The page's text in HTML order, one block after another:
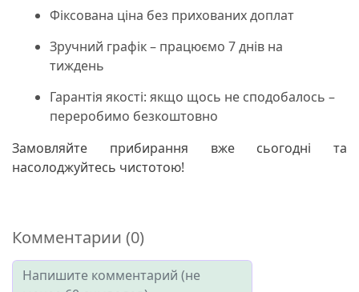
Фіксована ціна без прихованих доплат
Зручний графік – працюємо 7 днів на
тиждень
Гарантія якості: якщо щось не сподобалось –
переробимо безкоштовно
Замовляйте прибирання вже сьогодні та
насолоджуйтесь чистотою!
Комментарии (0)